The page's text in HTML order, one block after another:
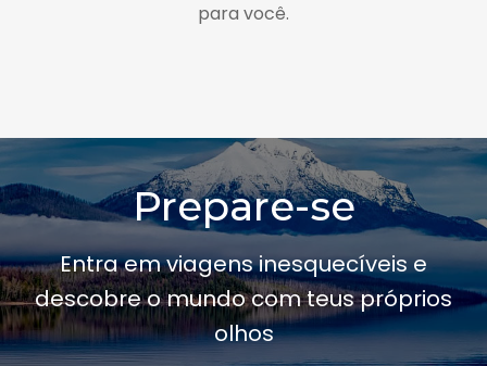
para você.
Prepare-se
Entra em viagens inesquecíveis e
descobre o mundo com teus próprios
olhos